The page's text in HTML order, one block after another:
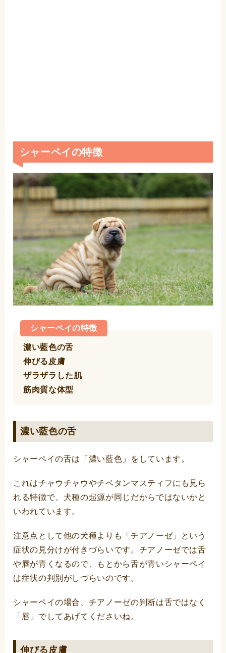
シャーペイの特徴
シャーペイの特徴
濃い藍色の舌
伸びる皮膚
ザラザラした肌
筋肉質な体型
濃い藍色の舌
シャーペイの舌は「濃い藍色」をしています。
これはチャウチャウやチベタンマスティフにも見ら
れる特徴で、犬種の起源が同じだからではないかと
いわれています。
注意点として他の犬種よりも「チアノーゼ」という
症状の見分けが付きづらいです。チアノーゼでは舌
や唇が青くなるので、もとから舌が青いシャーペイ
は症状の判別がしづらいのです。
シャーペイの場合、チアノーゼの判断は舌ではなく
「唇」でしてあげてくださいね。
伸びる皮膚